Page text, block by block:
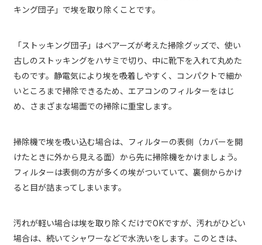
キング団子」で埃を取り除くことです。
「ストッキング団子」はベアーズが考えた掃除グッズで、使い
古しのストッキングをハサミで切り、中に靴下を入れて丸めた
ものです。静電気により埃を吸着しやすく、コンパクトで細か
いところまで掃除できるため、エアコンのフィルターをはじ
め、さまざまな場面での掃除に重宝します。
掃除機で埃を吸い込む場合は、フィルターの表側（カバーを開
けたときに外から見える面）から先に掃除機をかけましょう。
フィルターは表側の方が多くの埃がついていて、裏側からかけ
ると目が詰まってしまいます。
汚れが軽い場合は埃を取り除くだけでOKですが、汚れがひどい
場合は、続いてシャワーなどで水洗いをします。このときは、